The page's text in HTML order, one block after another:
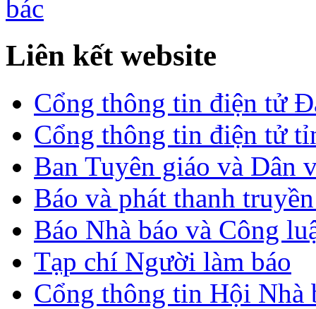
Liên kết website
Cổng thông tin điện tử
Cổng thông tin điện tử
Ban Tuyên giáo và Dân
Báo và phát thanh
Báo Nhà báo và Công
Tạp chí Người làm báo
Cổng thông tin Hội Nhà